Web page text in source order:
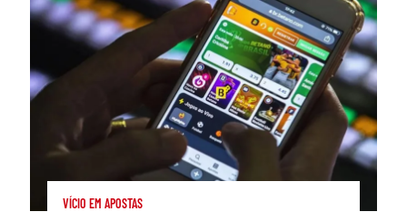
VÍCIO EM APOSTAS